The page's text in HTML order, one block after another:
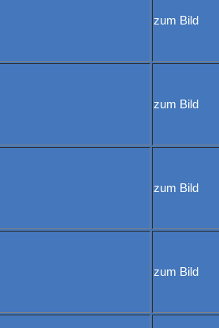
zum Bild
zum Bild
zum Bild
zum Bild